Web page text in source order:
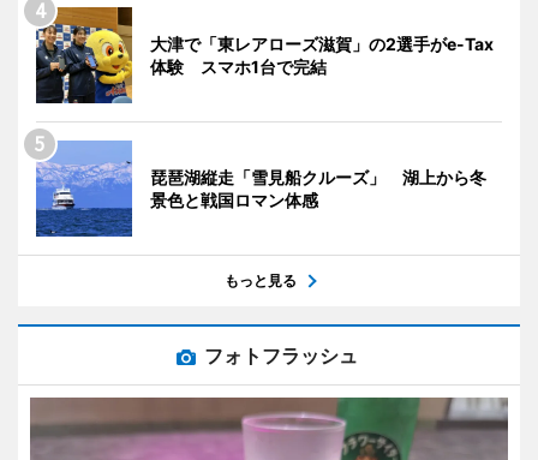
大津で「東レアローズ滋賀」の2選手がe-Tax
体験 スマホ1台で完結
琵琶湖縦走「雪見船クルーズ」 湖上から冬
景色と戦国ロマン体感
もっと見る
フォトフラッシュ